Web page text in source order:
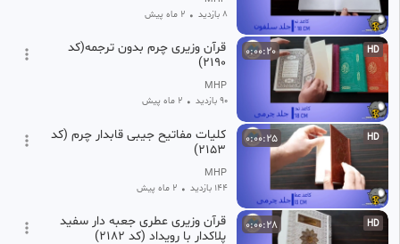
8 بازدید • 2 ماه پیش
HD
0:00:20
قرآن وزیری چرم بدون ترجمه(کد
۲۱۹۰)
MHP
90 بازدید • 2 ماه پیش
HD
0:00:25
کلیات مفاتیح جیبی قابدار چرم (کد
2153)
MHP
144 بازدید • 2 ماه پیش
HD
0:00:28
قرآن وزیری عطری جعبه دار سفید
پلاکدار با رویداد (کد ۲۱۸۲)